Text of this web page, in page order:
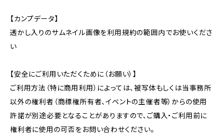
【カンプデータ】
透かし入りのサムネイル画像を利用規約の範囲内でお使いくださ
い
【安全にご利用いただくために（お願い）】
ご利用方法（特に商用利用）によっては、被写体もしくは当事務所
以外の権利者（商標権所有者、イベントの主催者等）からの使用
許諾が別途必要となることがありますので、ご購入・ご利用前に
権利者に使用の可否をお問い合わせください。